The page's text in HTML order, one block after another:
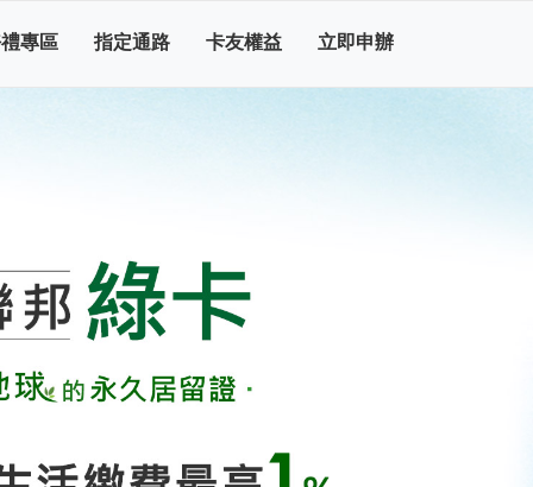
專區 指定通路 卡友權益 立即申辦